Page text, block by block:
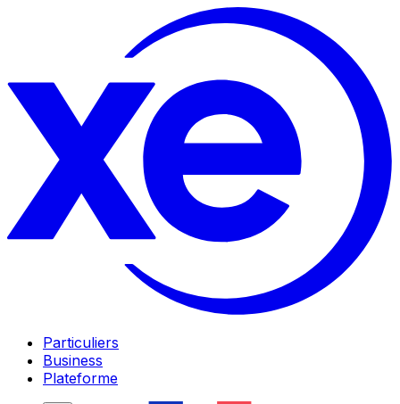
Particuliers
Business
Plateforme